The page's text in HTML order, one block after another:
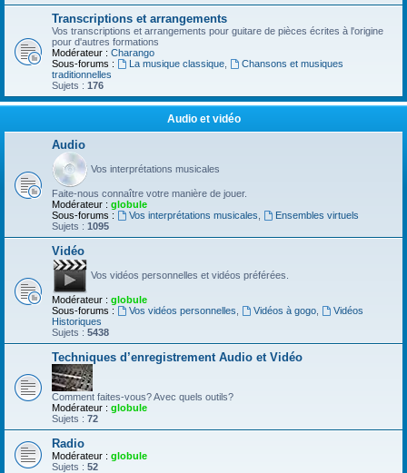
Transcriptions et arrangements
Vos transcriptions et arrangements pour guitare de pièces écrites à l'origine
pour d'autres formations
Modérateur : Charango
Sous-forums :
La musique classique,
Chansons et musiques
traditionnelles
Sujets : 176
Audio et vidéo
Audio
Vos interprétations musicales
Faite-nous connaître votre manière de jouer.
Modérateur : globule
Sous-forums :
Vos interprétations musicales
Ensembles virtuels
Sujets : 1095
Vidéo
Vos vidéos personnelles et vidéos préférées.
Modérateur : globule
Sous-forums :
Vos vidéos personnelles Vidéos à gogo,
Vidéos
Historiques
Sujets : 5438
Techniques d’enregistrement Audio et Vidéo
Comment faites-vous? Avec quels outils?
Modérateur : globule
Sujets : 72
Radio
Modérateur : globule
Sujets : 52